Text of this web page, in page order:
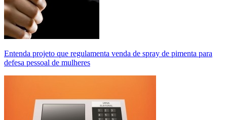
Entenda projeto que regulamenta venda de spray de pimenta para
defesa pessoal de mulheres